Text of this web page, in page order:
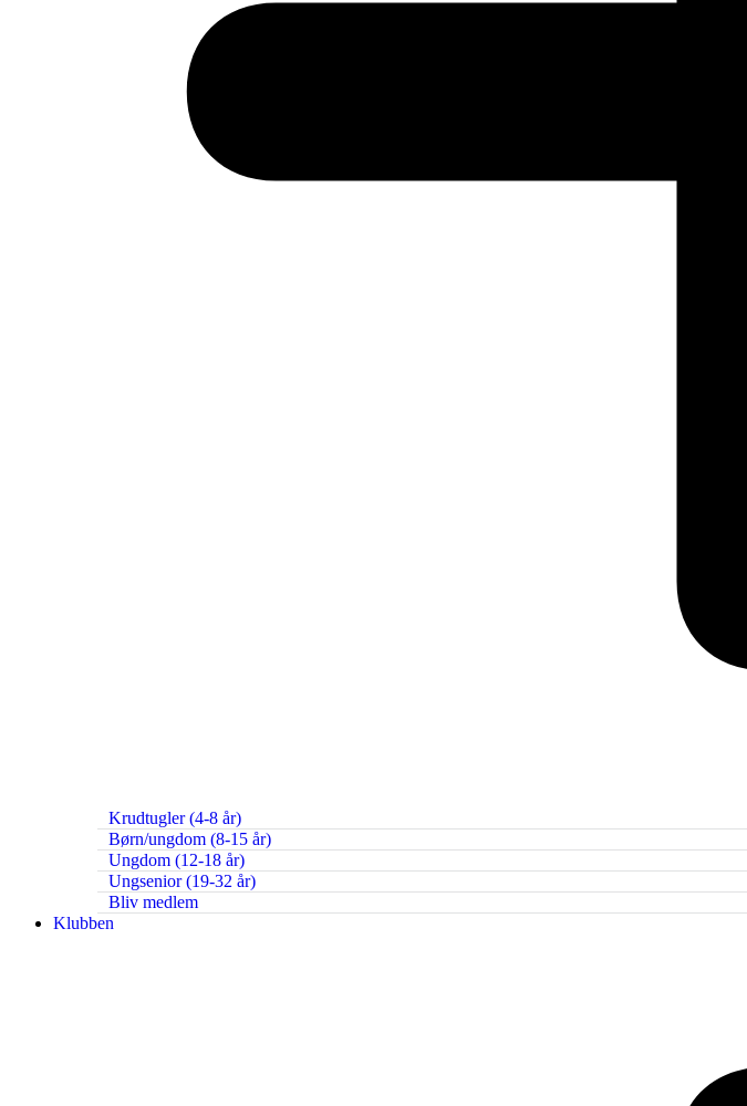
Krudtugler (4-8 år)
Børn/ungdom (8-15 år)
Ungdom (12-18 år)
Ungsenior (19-32 år)
Bliv medlem
Klubben